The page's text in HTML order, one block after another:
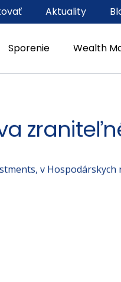
Sporenie Wealth
Aktuality
v Hospodárskych